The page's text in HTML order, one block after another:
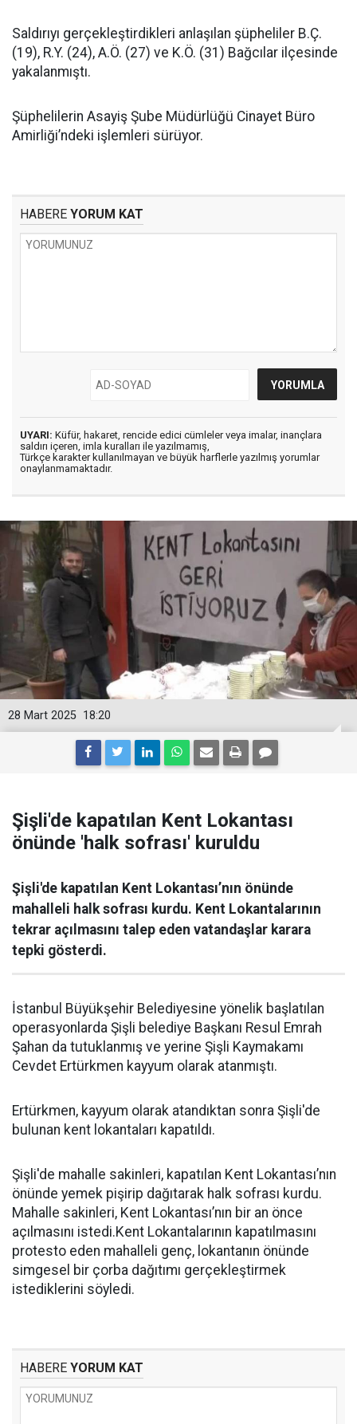
Saldırıyı gerçekleştirdikleri anlaşılan şüpheliler B.Ç.
(19), R.Y. (24), A.Ö. (27) ve K.Ö. (31) Bağcılar ilçesinde
yakalanmıştı.
Şüphelilerin Asayiş Şube Müdürlüğü Cinayet Büro
Amirliği’ndeki işlemleri sürüyor.
HABERE YORUM KAT
UYARI: Küfür, hakaret, rencide edici cümleler veya imalar, inançlara
saldırı içeren, imla kuralları ile yazılmamış,
Türkçe karakter kullanılmayan ve büyük harflerle yazılmış yorumlar
onaylanmamaktadır.
18:20
28 Mart 2025
Şişli'de kapatılan Kent Lokantası
önünde 'halk sofrası' kuruldu
Şişli'de kapatılan Kent Lokantası’nın önünde
mahalleli halk sofrası kurdu. Kent Lokantalarının
tekrar açılmasını talep eden vatandaşlar karara
tepki gösterdi.
İstanbul Büyükşehir Belediyesine yönelik başlatılan
operasyonlarda Şişli belediye Başkanı Resul Emrah
Şahan da tutuklanmış ve yerine Şişli Kaymakamı
Cevdet Ertürkmen kayyum olarak atanmıştı.
Ertürkmen, kayyum olarak atandıktan sonra Şişli'de
bulunan kent lokantaları kapatıldı.
Şişli'de mahalle sakinleri, kapatılan Kent Lokantası’nın
önünde yemek pişirip dağıtarak halk sofrası kurdu.
Mahalle sakinleri, Kent Lokantası’nın bir an önce
açılmasını istedi.Kent Lokantalarının kapatılmasını
protesto eden mahalleli genç, lokantanın önünde
simgesel bir çorba dağıtımı gerçekleştirmek
istediklerini söyledi.
HABERE YORUM KAT